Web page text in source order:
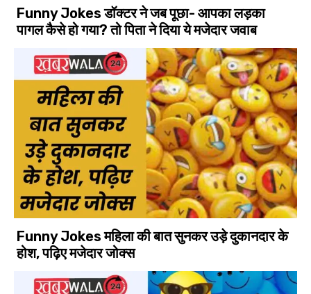
Funny Jokes डॉक्टर ने जब पूछा- आपका लड़का
पागल कैसे हो गया? तो पिता ने दिया ये मजेदार जवाब
Funny Jokes महिला की बात सुनकर उड़े दुकानदार के
होश, पढ़िए मजेदार जोक्स